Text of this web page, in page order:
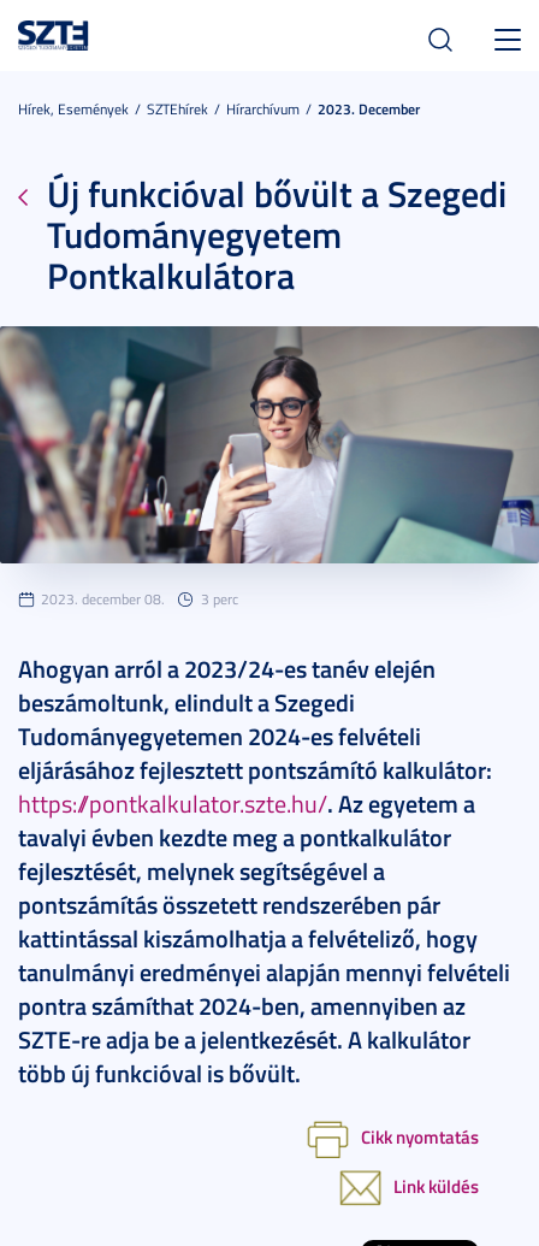
Hírek, Események SZTEhírek Hírarchívum 2023. December
Új funkcióval bővült a Szegedi
Tudományegyetem
Pontkalkulátora
2023. december 08. 3 perc
Ahogyan arról a 2023/24-es tanév elején
beszámoltunk, elindult a Szegedi
Tudományegyetemen 2024-es felvételi
eljárásához fejlesztett pontszámító kalkulátor:
https://pontkalkulator.szte.hu/. Az egyetem a
tavalyi évben kezdte meg a pontkalkulátor
fejlesztését, melynek segítségével a
pontszámítás összetett rendszerében pár
kattintással kiszámolhatja a felvételiző, hogy
tanulmányi eredményei alapján mennyi felvételi
pontra számíthat 2024-ben, amennyiben az
SZTE-re adja be a jelentkezését. A kalkulátor
több új funkcióval is bővült.
Cikk nyomtatás
Link küldés